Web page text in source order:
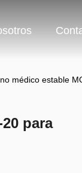
médico estable
para